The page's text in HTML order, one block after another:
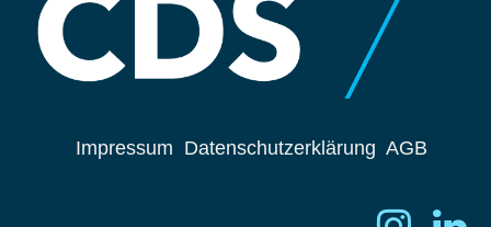
Impressum Datenschutzerklärung AGB